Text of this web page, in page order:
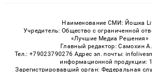
Наименование СМИ: Йошка
Учредитель: Общество с ограниченной
«Лучшие Медиа Решения»
Главный редактор: Самохин
Тел.: +79023790276 Адрес эл. почты:
информационной продукции:
Зарегистрировавший орган: Федеральная